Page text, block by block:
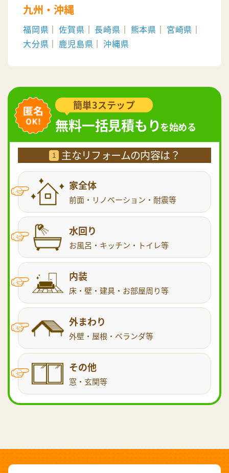
簡単3ステップ
無料一括見積もりを始める
1 主なリフォームの内容は？
家全体
前面・リノベーション・耐震等
水回り
お風呂・キッチン・トイレ等
内装
床・壁・建具・お部屋周り等
外まわり
外壁・屋根・ベランダ等
その他
窓・玄関等
九州・沖縄
福岡県 佐賀県 長崎県 熊本県
宮崎県
大分県
鹿児島県 沖縄県